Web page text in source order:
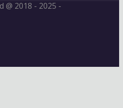
@ 2018 - 2025 -